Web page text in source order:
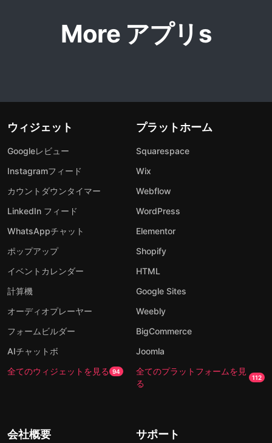
More アプリs
ウィジェット
Googleレビュー
Instagramフィード
カウントダウンタイマー
LinkedIn フィード
WhatsAppチャット
ポップアップ
イベントカレンダー
計算機
オーディオプレーヤー
フォームビルダー
AIチャットボ
全てのウィジェットを見る 94
プラットホーム
Squarespace
Wix
Webflow
WordPress
Elementor
Shopify
HTML
Google Sites
Weebly
BigCommerce
Joomla
全てのプラットフォームを見
る
112
会社概要 サポート